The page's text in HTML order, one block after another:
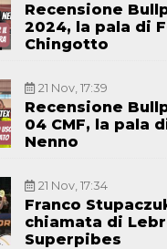
Recensione
2024, la pala di
Chingotto
21 Nov, 17:39
Recensione
04 CMF, la pala
Nenno
21 Nov, 17:34
Franco
chiamata di
Superpibes